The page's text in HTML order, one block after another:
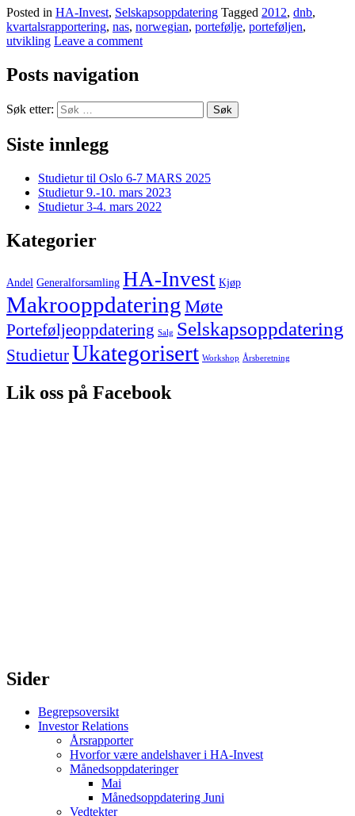
Posted in HA-Invest, Selskapsoppdatering Tagged 2012, dnb,
kvartalsrapportering, nas, norwegian, portefølje, porteføljen,
utvikling Leave a comment
Posts navigation
Søk etter:
Siste innlegg
Studietur til Oslo 6-7 MARS 2025
Studietur 9.-10. mars 2023
Studietur 3-4. mars 2022
Kategorier
Andel Generalforsamling HA-Invest Kjøp
MakrooppdateringMøte
Porteføljeoppdatering Salg Selskapsoppdatering
StudieturUkategorisert Workshop Årsberetning
Lik oss på Facebook
Sider
Begrepsoversikt
Investor Relations
Årsrapporter
Hvorfor være andelshaver i HA-Invest
Månedsoppdateringer
Mai
Månedsoppdatering Juni
Vedtekter